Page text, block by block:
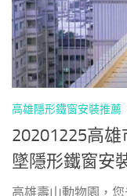
高雄隱形鐵窗安裝推薦
20201225高
墜隱形鐵窗安
高雄壽山動物園，